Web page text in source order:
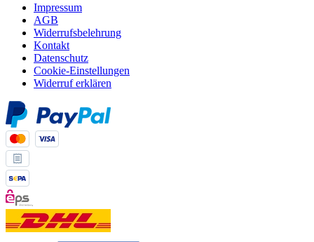
Impressum
AGB
Widerrufsbelehrung
Kontakt
Datenschutz
Cookie-Einstellungen
Widerruf erklären